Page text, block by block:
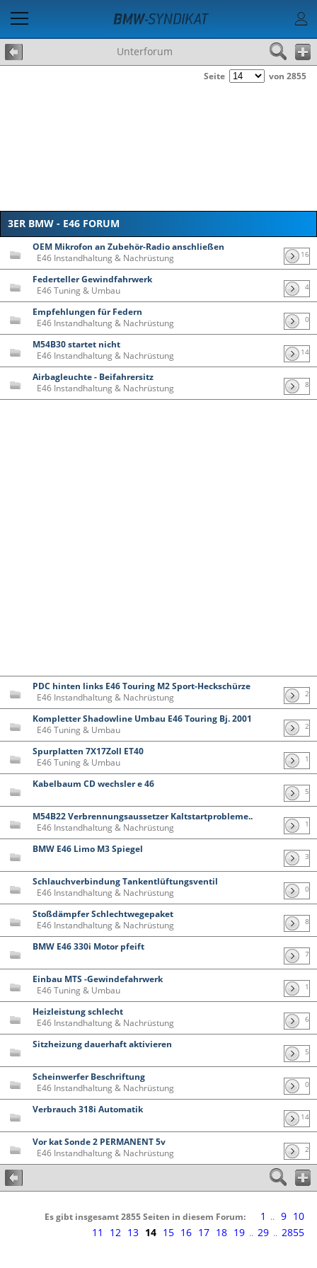
Unterforum
Seite von 2855
3ER BMW - E46 FORUM
OEM Mikrofon an Zubehör-Radio anschließen
E46 Instandhaltung & Nachrüstung
16
Federteller Gewindfahrwerk
E46 Tuning & Umbau
4
Empfehlungen für Federn
E46 Instandhaltung & Nachrüstung
0
M54B30 startet nicht
E46 Instandhaltung & Nachrüstung
14
Airbagleuchte - Beifahrersitz
E46 Instandhaltung & Nachrüstung
8
PDC hinten links E46 Touring M2 Sport-Heckschürze
E46 Instandhaltung & Nachrüstung
2
Kompletter Shadowline Umbau E46 Touring Bj. 2001
E46 Tuning & Umbau
2
Spurplatten 7X17Zoll ET40
E46 Tuning & Umbau
1
Kabelbaum CD wechsler e 46
5
M54B22 Verbrennungsaussetzer Kaltstartprobleme..
E46 Instandhaltung & Nachrüstung
1
BMW E46 Limo M3 Spiegel
3
Schlauchverbindung Tankentlüftungsventil
E46 Instandhaltung & Nachrüstung
0
Stoßdämpfer Schlechtwegepaket
E46 Instandhaltung & Nachrüstung
8
BMW E46 330i Motor pfeift
7
Einbau MTS -Gewindefahrwerk
E46 Tuning & Umbau
1
Heizleistung schlecht
E46 Instandhaltung & Nachrüstung
6
Sitzheizung dauerhaft aktivieren
5
Scheinwerfer Beschriftung
E46 Instandhaltung & Nachrüstung
0
Verbrauch 318i Automatik
14
Vor kat Sonde 2 PERMANENT 5v
E46 Instandhaltung & Nachrüstung
2
Es gibt insgesamt 2855 Seiten in diesem Forum: 1 .. 9 10
11
12 13 14 15 16 17 18 19 .. 29 .. 2855